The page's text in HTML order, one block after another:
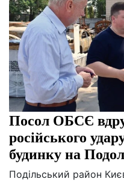
Посол ОБСЄ
російського
будинку на
Подільський район